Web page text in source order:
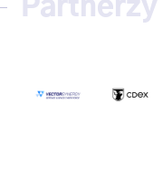
Partnerzy